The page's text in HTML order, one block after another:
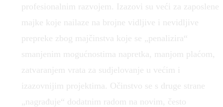
profesionalnim razvojem. Izazovi su veći za zaposlene
majke koje nailaze na brojne vidljive i nevidljive
prepreke zbog majčinstva koje se „penalizira“
smanjenim mogućnostima napretka, manjom plaćom,
zatvaranjem vrata za sudjelovanje u većim i
izazovnijim projektima. Očinstvo se s druge strane
„nagrađuje“ dodatnim radom na novim, često